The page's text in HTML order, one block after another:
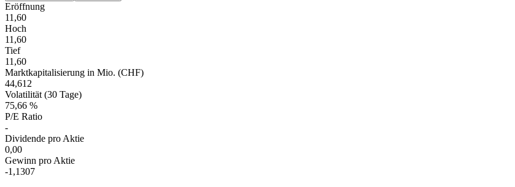
Eröffnung
11,60
Hoch
11,60
Tief
11,60
Marktkapitalisierung in Mio. (CHF)
44,612
Volatilität (30 Tage)
75,66 %
P/E Ratio
-
Dividende pro Aktie
0,00
Gewinn pro Aktie
-1,1307